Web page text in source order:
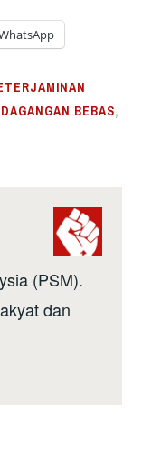
BEBAS,
(PSM).
dan